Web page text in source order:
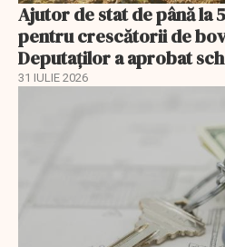
Ajutor de stat de până la
pentru crescătorii de
Deputaților a aprobat
31 IULIE 2026